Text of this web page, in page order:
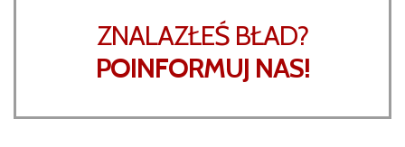
ZNALAZŁEŚ BŁAD?
POINFORMUJ NAS!